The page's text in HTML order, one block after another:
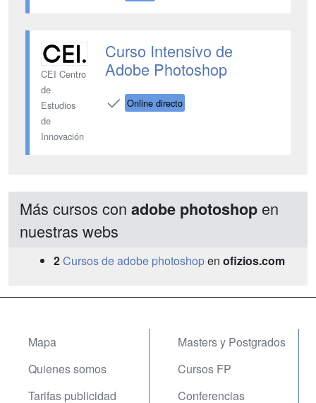
CEI Centro
de
Estudios
de
Innovación
Curso Intensivo de
Adobe Photoshop
Online directo
Más cursos con adobe photoshop en
nuestras webs
2Cursos de adobe photoshopen ofizios.com
Mapa
Quienes somos
Tarifas publicidad
Masters y Postgrados
Cursos FP
Conferencias